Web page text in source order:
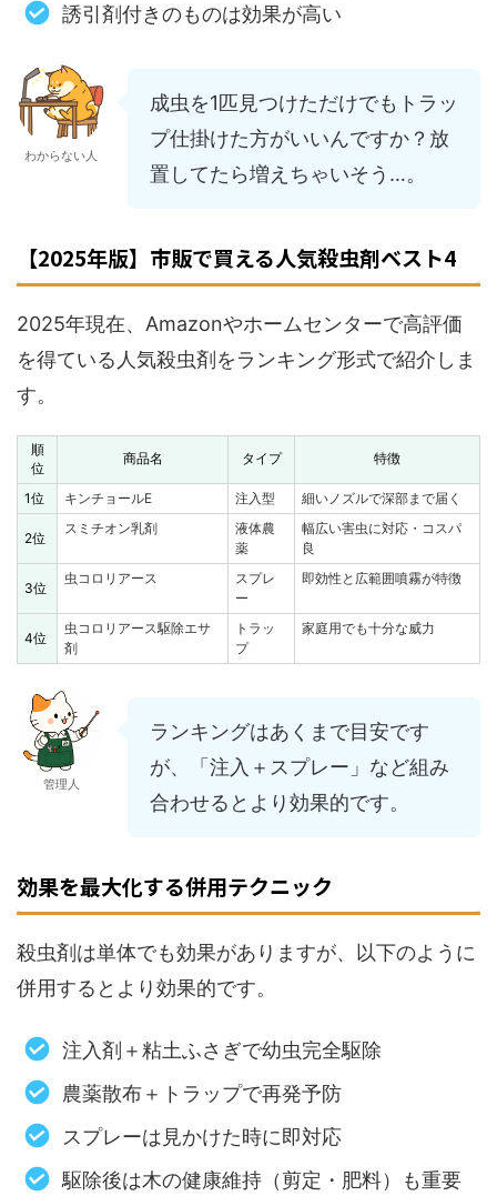
誘引剤付きのものは効果が高い
わからない人
成虫を1匹見つけただけでもトラッ
プ仕掛けた方がいいんですか？放
置してたら増えちゃいそう…。
【2025年版】市販で買える人気殺虫剤ベスト4
2025年現在、Amazonやホームセンターで高評価
を得ている人気殺虫剤をランキング形式で紹介しま
す。
順
位
商品名 タイプ 特徴
1位 キンチョールE 注入型 細いノズルで深部まで届く
2位
スミチオン乳剤
液体農
薬
幅広い害虫に対応・コスパ
良
3位
虫コロリアース
スプレ
ー
即効性と広範囲噴霧が特徴
4位
虫コロリアース駆除エサ
剤
トラッ
プ
家庭用でも十分な威力
管理人
ランキングはあくまで目安です
が、「注入＋スプレー」など組み
合わせるとより効果的です。
効果を最大化する併用テクニック
殺虫剤は単体でも効果がありますが、以下のように
併用するとより効果的です。
注入剤＋粘土ふさぎで幼虫完全駆除
農薬散布＋トラップで再発予防
スプレーは見かけた時に即対応
駆除後は木の健康維持（剪定・肥料）も重要